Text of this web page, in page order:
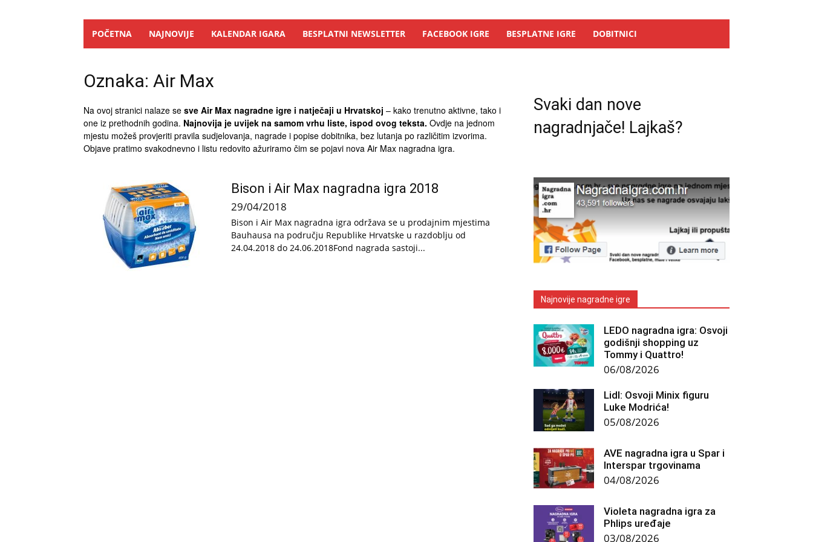
POČETNA NAJNOVIJE KALENDAR IGARA BESPLATNI NEWSLETTER FACEBOOK IGRE BESPLATNE IGRE DOBITNICI
Oznaka: Air Max
Na ovoj stranici nalaze se sve Air Max nagradne igre i natječaji u Hrvatskoj – kako trenutno aktivne, tako i
one iz prethodnih godina. Najnovija je uvijek na samom vrhu liste, ispod ovog teksta. Ovdje na jednom
mjestu možeš provjeriti pravila sudjelovanja, nagrade i popise dobitnika, bez lutanja po različitim izvorima.
Objave pratimo svakodnevno i listu redovito ažuriramo čim se pojavi nova Air Max nagradna igra.
Bison i Air Max nagradna igra 2018
29/04/2018
Bison i Air Max nagradna igra održava se u prodajnim mjestima
Bauhausa na području Republike Hrvatske u razdoblju od
24.04.2018 do 24.06.2018Fond nagrada sastoji...
Svaki dan nove
nagradnjače! Lajkaš?
Najnovije nagradne igre
LEDO nagradna igra: Osvoji
godišnji shopping uz
Tommy i Quattro!
06/08/2026
Lidl: Osvoji Minix figuru
Luke Modrića!
05/08/2026
AVE nagradna igra u Spar i
Interspar trgovinama
04/08/2026
Violeta nagradna igra za
Phlips uređaje
03/08/2026